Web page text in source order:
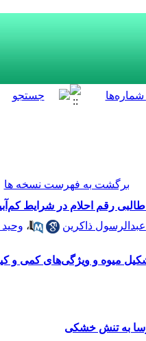
برگشت به فهرست نسخه ها
رقم احلام در شرایط
عبدالرسول ذاکرین ،
میوه و ویژگی‌های کمی و
به تنش خشکی